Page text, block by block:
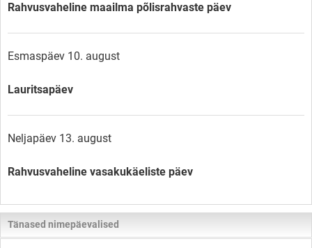
Rahvusvaheline maailma põlisrahvaste päev
Esmaspäev 10. august
Lauritsapäev
Neljapäev 13. august
Rahvusvaheline vasakukäeliste päev
Tänased nimepäevalised